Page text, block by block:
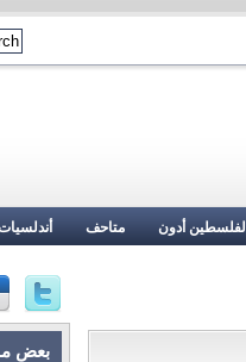
لفلسطين أدون متاحف
بعض